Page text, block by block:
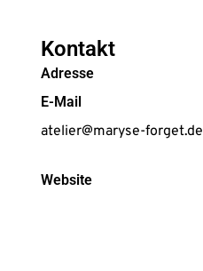
Kontakt
Adresse
E-Mail
atelier@maryse-forget.de
Website